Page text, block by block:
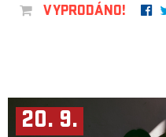
VYPRODÁNO!
20. 9.